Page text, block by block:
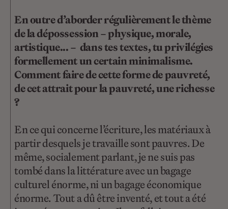
En outre d’aborder régulièrement le thème
de la dépossession – physique, morale,
artistique... – dans tes textes, tu privilégies
formellement un certain minimalisme.
Comment faire de cette forme de pauvreté,
de cet attrait pour la pauvreté, une richesse
?
En ce qui concerne l’écriture, les matériaux à
partir desquels je travaille sont pauvres. De
même, socialement parlant, je ne suis pas
tombé dans la littérature avec un bagage
culturel énorme, ni un bagage économique
énorme. Tout a dû être inventé, et tout a été